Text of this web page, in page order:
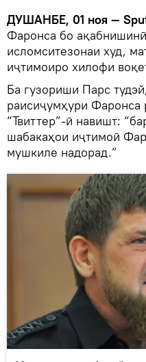
ДУШАНБЕ, 01 ноя —
Фаронса бо
исломситезонаи худ,
иҷтимоиро хилофи
Ба гузориши Парс
раисиҷумҳури
“Твиттер”-ӣ навишт:
шабакаҳои иҷтимоӣ
мушкиле надорад.”